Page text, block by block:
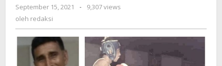
September 15, 2021
oleh
-
9,307 views
oleh redaksi